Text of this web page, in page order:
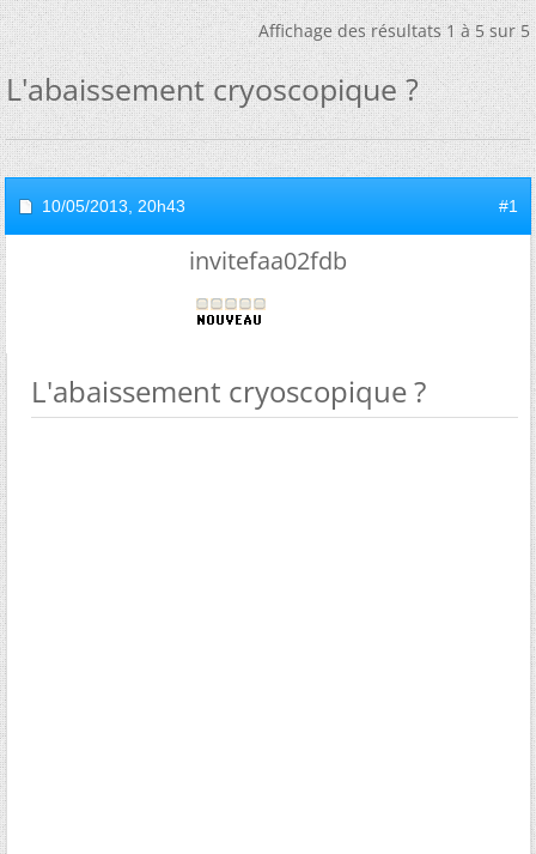
Affichage des résultats 1 à 5 sur 5
L'abaissement cryoscopique ?
10/05/2013, 20h43 #1
invitefaa02fdb
L'abaissement cryoscopique ?